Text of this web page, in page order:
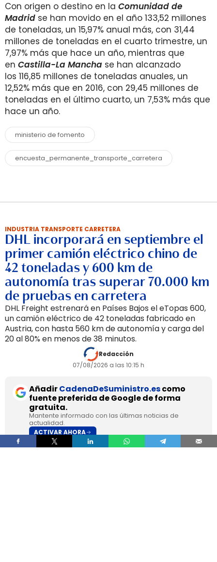
Con origen o destino en la Comunidad de
Madrid se han movido en el año 133,52 millones
de toneladas, un 15,97% anual más, con 31,44
millones de toneladas en el cuarto trimestre, un
7,97% más que hace un año, mientras que
en Castilla-La Mancha se han alcanzado
los 116,85 millones de toneladas anuales, un
12,52% más que en 2016, con 29,45 millones de
toneladas en el último cuarto, un 7,53% más que
hace un año.
ministerio de fomento
encuesta_permanente_transporte_carretera
INDUSTRIA TRANSPORTE CARRETERA
DHL incorporará en septiembre el
primer camión eléctrico chino de
42 toneladas y 600 km de
autonomía tras superar 70.000 km
de pruebas en carretera
DHL Freight estrenará en Países Bajos el eTopas 600,
un camión eléctrico de 42 toneladas fabricado en
Austria, con hasta 560 km de autonomía y carga del
20 al 80% en menos de 38 minutos.
Redacción
07/08/2026 a las 10:15 h
AñadirCadenaDeSuministro.escomo
fuente preferida de Google de forma
gratuita.
Mantente informado con las últimas noticias de
actualidad.
ACTIVAR AHORA